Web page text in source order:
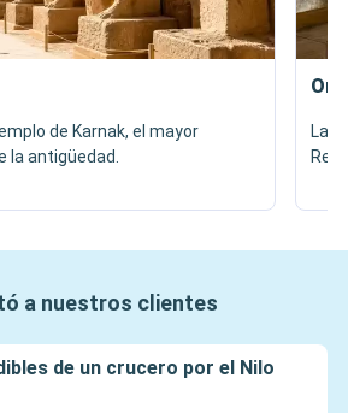
de Karnak, el mayor
la antigüedad.
Las
a nuestros clientes
de un crucero por el Nilo